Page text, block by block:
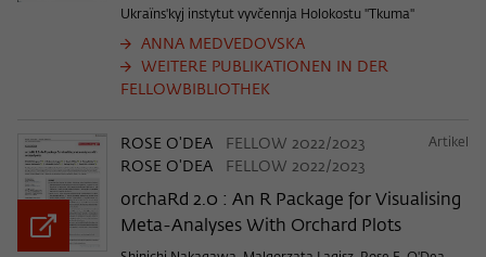
Ukraïns'kyj instytut vyvčennja Holokostu "Tkuma"
ANNA MEDVEDOVSKA
WEITERE PUBLIKATIONEN IN DER
FELLOWBIBLIOTHEK
ROSE O'DEA
FELLOW 2022/2023
ROSE O'DEA
FELLOW 2022/2023
Artikel
orchaRd 2.0 : An R Package for Visualising
Meta-Analyses With Orchard Plots